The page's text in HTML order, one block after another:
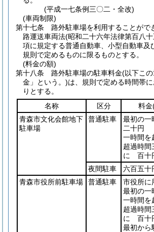
(平成一七条例三〇二・全改)
(車両制限)
第十七条
路外駐車場を利用することがで
路運送車両法(昭和二十六年法律第百八
項に規定する普通自動車、小型自動車及
規則で定めるものに限るものとする。
(料金の額)
第十八条
路外駐車場の駐車料金(以下こ
金」という。)は、規則で定める時間帯
りとする。
名称
区分 料金
青森市文化会館地下
駐車場
普通駐車
最初の
二十円
一時間を
超過時間
に 百十
夜間駐車
六百五十
青森市役所前駐車場
普通駐車
市役所に
最初の
一時間を
超過時間
に 百十
最初から